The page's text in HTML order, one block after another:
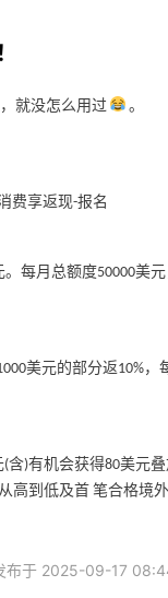
就没怎么用过 。
费享返现-报名
每月总额度50000美
美元的部分返10%，
含)有机会获得80美元
高到低及首 笔合格境
布于 2025-09-17
Bloomingdales：时
Tory Burch、拉夫